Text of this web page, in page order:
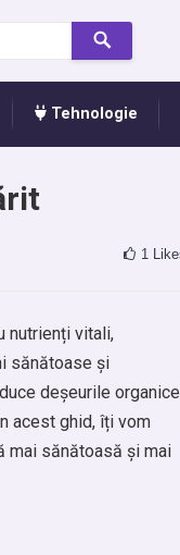
Tehnologie
1
nutrienți vitali,
sănătoase și
deșeurile organice
acest ghid, îți vom
mai sănătoasă și mai